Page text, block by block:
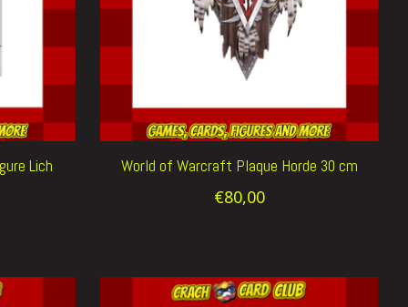
Lich World of Warcraft Plaque Horde 30 cm
€80,00